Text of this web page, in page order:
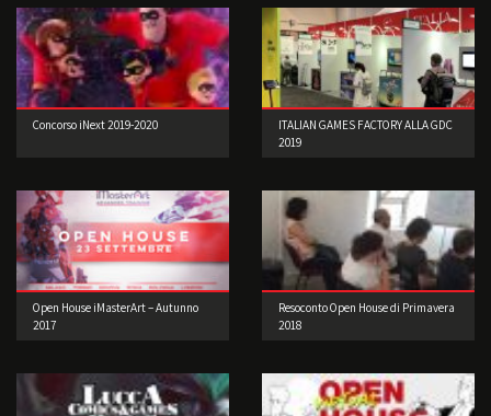
Concorso iNext 2019-2020
ITALIAN GAMES FACTORY ALLA GDC
2019
Open House iMasterArt – Autunno
2017
Resoconto Open House di Primavera
2018